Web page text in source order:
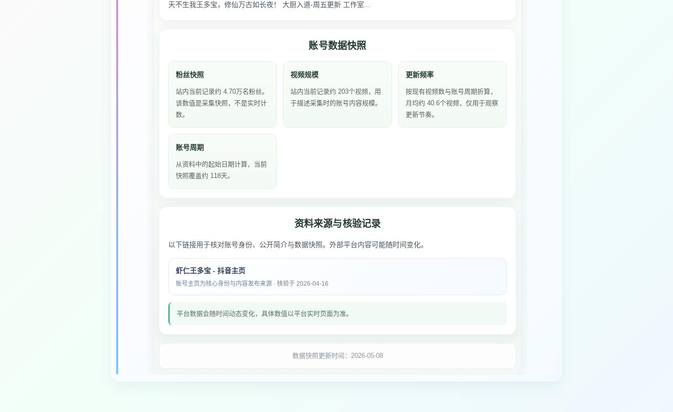
天不生我王多宝，修仙万古如长夜！ 大厨入道-周五更新 工作室...
账号数据快照
粉丝快照
站内当前记录约 4.70万名粉丝。
该数值是采集快照，不是实时计
数。
视频规模
站内当前记录约 203个视频，用
于描述采集时的账号内容规模。
更新频率
按现有视频数与账号周期折算，
月均约 40.6个视频，仅用于观察
更新节奏。
账号周期
从资料中的起始日期计算，当前
快照覆盖约 118天。
资料来源与核验记录
以下链接用于核对账号身份、公开简介与数据快照。外部平台内容可能随时间变化。
虾仁王多宝 - 抖音主页
账号主页为核心身份与内容发布来源 · 核验于 2026-04-16
平台数据会随时间动态变化，具体数值以平台实时页面为准。
数据快照更新时间：2026-05-08